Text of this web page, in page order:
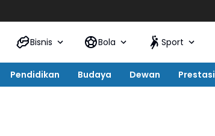
Bisnis Bola Sport
Pendidikan Budaya Dewan Prestasi